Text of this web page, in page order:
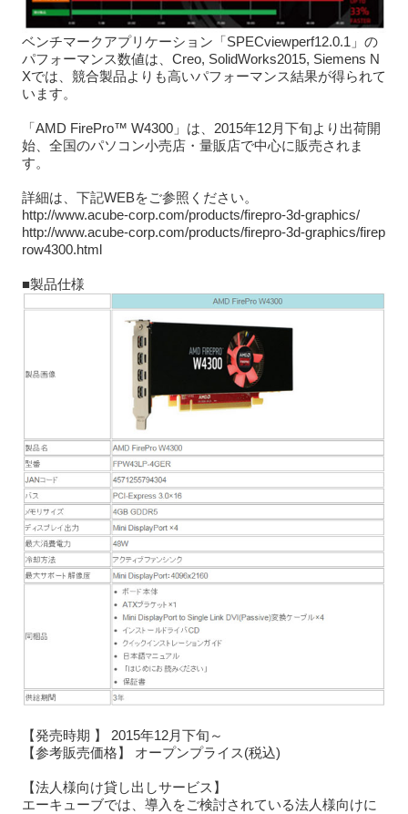
ベンチマークアプリケーション「SPECviewperf12.0.1」の
パフォーマンス数値は、Creo, SolidWorks2015, Siemens N
Xでは、競合製品よりも高いパフォーマンス結果が得られて
います。
「AMD FirePro™ W4300」は、2015年12月下旬より出荷開
始、全国のパソコン小売店・量販店で中心に販売されま
す。
詳細は、下記WEBをご参照ください。
http://www.acube-corp.com/products/firepro-3d-graphics/
http://www.acube-corp.com/products/firepro-3d-graphics/firep
row4300.html
■製品仕様
【発売時期 】 2015年12月下旬～
【参考販売価格】 オープンプライス(税込)
【法人様向け貸し出しサービス】
エーキューブでは、導入をご検討されている法人様向けに